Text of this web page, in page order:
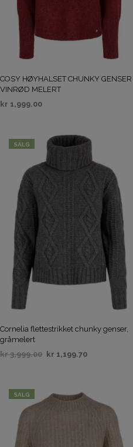
COSY HØYHALSET CHUNKY GENSER
VINRØD MELERT
kr 1,999.00
SALG
Cornelia flettestrikket chunky genser,
gråmelert
kr3,999.00 kr 1,199.70
SALG